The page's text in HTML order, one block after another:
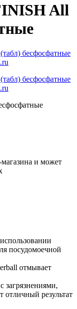
All
магазина и может
посудомоечной
отмывает
загрязнениями,
результат